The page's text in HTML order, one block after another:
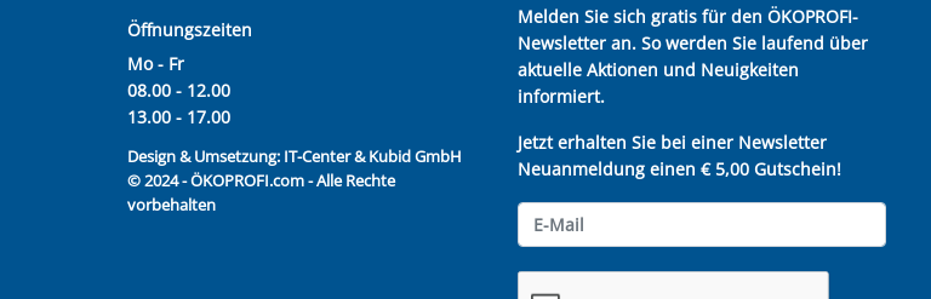
Öffnungszeiten
Mo - Fr
08.00 - 12.00
13.00 - 17.00
Design & Umsetzung: IT-Center & Kubid GmbH
© 2024 - ÖKOPROFI.com - Alle Rechte
vorbehalten
Melden Sie sich gratis für den ÖKOPROFI-
Newsletter an. So werden Sie laufend über
aktuelle Aktionen und Neuigkeiten
informiert.
Jetzt erhalten Sie bei einer Newsletter
Neuanmeldung einen € 5,00 Gutschein!